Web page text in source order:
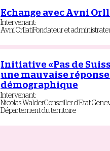
Echange avec Avni
Intervenant:
AvniOrllatiFondateur et
Initiative «Pas de
une mauvaise
démographique
Intervenant:
Nicolas WalderConseiller d’Etat
Département du territoire